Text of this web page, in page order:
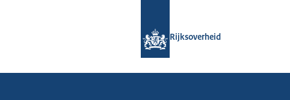
Rijksoverheid